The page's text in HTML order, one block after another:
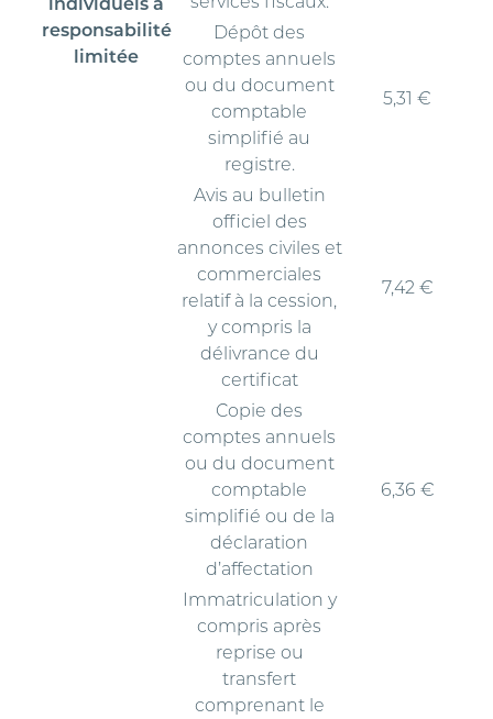
responsabilité
limitée
Dépôt des
comptes annuels
ou du document
comptable
simplifié au
registre.
5,31 €
Avis au bulletin
officiel des
annonces civiles et
commerciales
relatif à la cession,
y compris la
délivrance du
certificat
7,42 €
Copie des
comptes annuels
ou du document
comptable
simplifié ou de la
déclaration
d’affectation
6,36 €
Immatriculation y
compris après
reprise ou
transfert
comprenant le